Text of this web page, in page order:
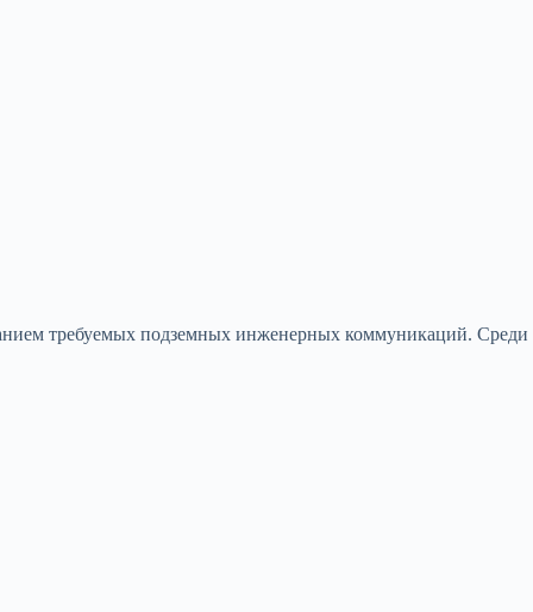
требуемых подземных инженерных коммуникаций. Среди